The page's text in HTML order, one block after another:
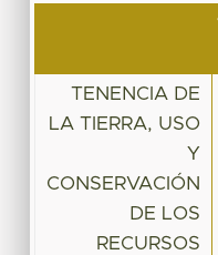
TENENCIA DE
LA TIERRA, USO
Y
CONSERVACIÓN
DE LOS
RECURSOS